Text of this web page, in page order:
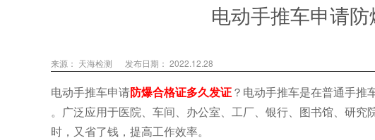
电动手推车申请
来源： 天海检测 发布日期： 2022.12.28
电动手推车申请防爆合格证多久发证？电动手推车是在普通手推
。广泛应用于医院、车间、办公室、工厂、银行、图书馆、研
时，又省了钱，提高工作效率。